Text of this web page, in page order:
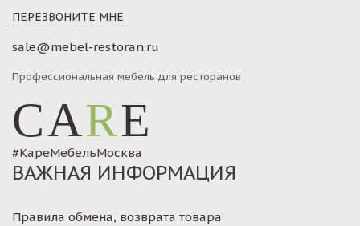
ПЕРЕЗВОНИТЕ МНЕ
sale@mebel-restoran.ru
Профессиональная мебель для ресторанов
CARE
#КареМебельМосква
ВАЖНАЯ ИНФОРМАЦИЯ
Правила обмена, возврата товара